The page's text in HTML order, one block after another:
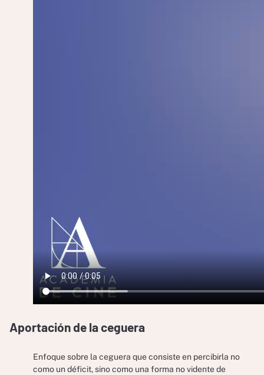
Aportación de la ceguera
Enfoque sobre la ceguera que consiste en percibirla no
como un déficit, sino como una forma no vidente de